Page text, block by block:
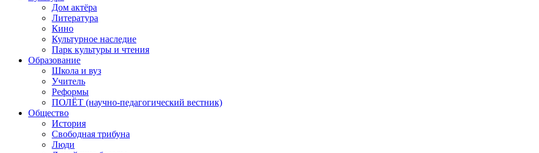
Дом актёра
Литература
Кино
Культурное наследие
Парк культуры и чтения
Образование
Школа и вуз
Учитель
Реформы
ПОЛЁТ (научно-педагогический вестник)
Общество
История
Свободная трибуна
Люди